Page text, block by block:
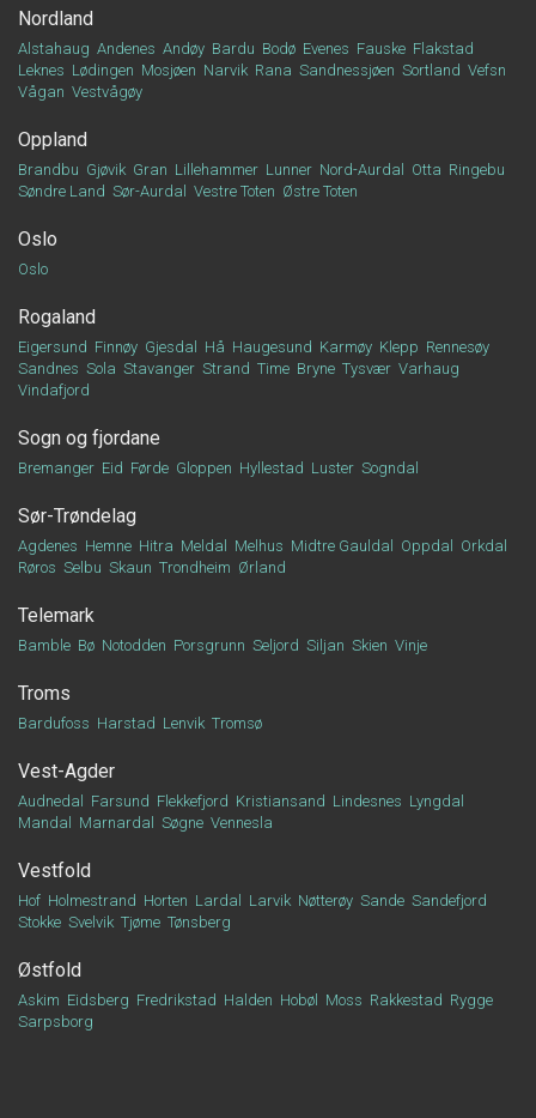
Nordland
Alstahaug Andenes Andøy Bardu Bodø Evenes Fauske Flakstad
Leknes Lødingen Mosjøen Narvik Rana Sandnessjøen Sortland Vefsn
Vågan Vestvågøy
Oppland
Brandbu Gjøvik Gran Lillehammer Lunner Nord-Aurdal Otta Ringebu
Søndre Land Sør-Aurdal Vestre Toten Østre Toten
Oslo
Oslo
Rogaland
Eigersund Finnøy Gjesdal Hå Haugesund Karmøy Klepp Rennesøy
Sandnes Sola Stavanger Strand Time Bryne Tysvær Varhaug
Vindafjord
Sogn og fjordane
Bremanger Eid Førde Gloppen Hyllestad Luster Sogndal
Sør-Trøndelag
Agdenes Hemne Hitra Meldal Melhus Midtre Gauldal Oppdal
Orkdal
Røros Selbu Skaun Trondheim Ørland
Telemark
Bamble Bø Notodden Porsgrunn Seljord Siljan Skien Vinje
Troms
Bardufoss Harstad Lenvik Tromsø
Vest-Agder
Audnedal Farsund Flekkefjord Kristiansand Lindesnes Lyngdal
Mandal
Marnardal Søgne Vennesla
Vestfold
Hof Holmestrand Horten Lardal Larvik Nøtterøy Sande Sandefjord
Stokke Svelvik Tjøme Tønsberg
Østfold
Askim Eidsberg Fredrikstad Halden Hobøl Moss Rakkestad Rygge
Sarpsborg